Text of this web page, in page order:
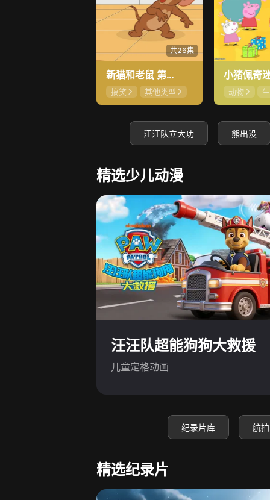
共26集
新猫和老鼠 第4季
搞笑 其他类型 动物
汪汪队立大功 熊出没
精选少儿动漫
汪汪队超能狗狗大救援
儿童定格动画
纪录片库 航
精选纪录片